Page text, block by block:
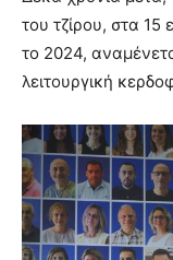
του τζίρου, στα
το 2024,
λειτουργική